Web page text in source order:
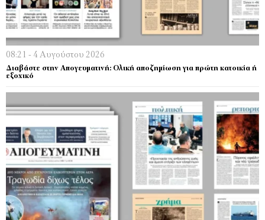
08:21 - 4 Αυγούστου 2026
Διαβάστε στην Απογευματινή: Ολική αποζημίωση για πρώτη κατοικία ή
εξοχικό